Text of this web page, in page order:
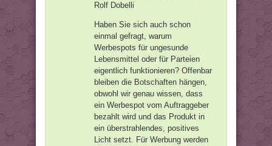
Rolf Dobelli
Haben Sie sich auch schon
einmal gefragt, warum
Werbespots für ungesunde
Lebensmittel oder für Parteien
eigentlich funktionieren? Offenbar
bleiben die Botschaften hängen,
obwohl wir genau wissen, dass
ein Werbespot vom Auftraggeber
bezahlt wird und das Produkt in
ein überstrahlendes, positives
Licht setzt. Für Werbung werden